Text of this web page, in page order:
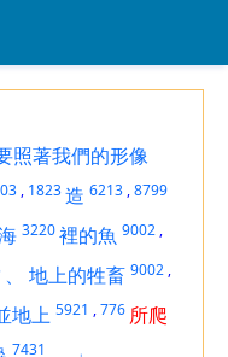
照著我們的形像
, 1823造 6213 ,8799
3220裡的魚 9002 ,
、 地上的牲畜 9002 ,
地上 5921 ,776 所爬
7431